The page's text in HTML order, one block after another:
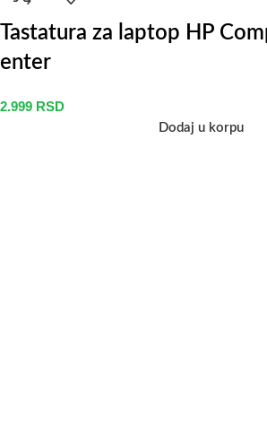
Tastatura za laptop HP
enter
2.999 RSD
Dodaj u korpu